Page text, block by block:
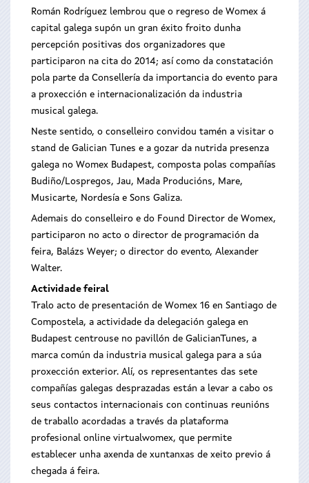
Román Rodríguez lembrou que o regreso de Womex á
capital galega supón un gran éxito froito dunha
percepción positivas dos organizadores que
participaron na cita do 2014; así como da constatación
pola parte da Consellería da importancia do evento para
a proxección e internacionalización da industria
musical galega.
Neste sentido, o conselleiro convidou tamén a visitar o
stand de Galician Tunes e a gozar da nutrida presenza
galega no Womex Budapest, composta polas compañías
Budiño/Lospregos, Jau, Mada Producións, Mare,
Musicarte, Nordesía e Sons Galiza.
Ademais do conselleiro e do Found Director de Womex,
participaron no acto o director de programación da
feira, Balázs Weyer; o director do evento, Alexander
Walter.
Actividade feiral
Tralo acto de presentación de Womex 16 en Santiago de
Compostela, a actividade da delegación galega en
Budapest centrouse no pavillón de GalicianTunes, a
marca común da industria musical galega para a súa
proxección exterior. Alí, os representantes das sete
compañías galegas desprazadas están a levar a cabo os
seus contactos internacionais con continuas reunións
de traballo acordadas a través da plataforma
profesional online virtualwomex, que permite
establecer unha axenda de xuntanxas de xeito previo á
chegada á feira.